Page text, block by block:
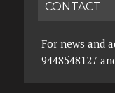
CONTACT
For news and
9448548127